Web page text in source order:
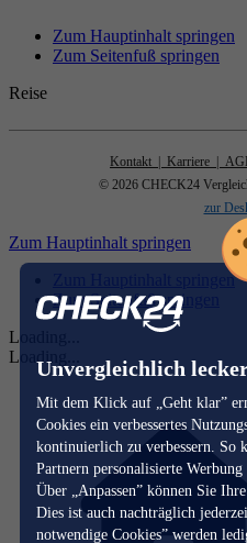
Unvergleichlich
Mit dem Klick auf „Geht klar”
Cookies ein verbessertes
kontinuierlich zu verbessern. So
Partnern personalisierte Werbung
Über „Anpassen” können Sie
Dies ist auch nachträglich
notwendige Cookies” werden
Zum Hauptinhalt springen
Zum Seitenfuß springen
Reise
Kontakt | Karriere |
© 2026 CHECK24
zur
Zum Hauptinhalt springen
Zum Hauptinhalt springen
Zum Seitenfuß springen
Loading...
Loading...